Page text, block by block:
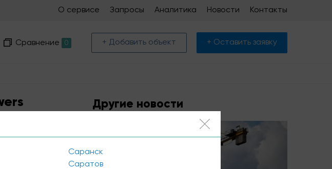
О сервисе Запросы Аналитика Новости Контакты
Сравнение 0 + Добавить объект + Оставить заявку
Другие новости
Саранск
Саратов